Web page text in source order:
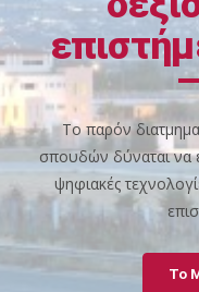
Το παρόν
σπουδών δύναται να
ψηφιακές
Το